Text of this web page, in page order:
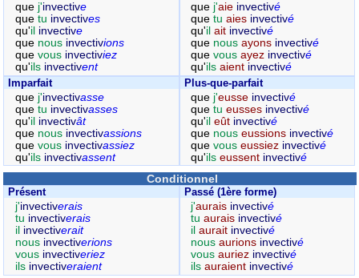
que j'invective
que tu invectives
qu'il invective
que nous invectivions
que vous invectiviez
qu'ils invectivent
que j'aie invectivé
quetuaies invectivé
qu'ilait invectivé
que nousayons invectivé
quevousayez invectivé
qu'ilsaient invectivé
Imparfait
que j'invectivasse
que tu invectivasses
qu'il invectivât
que nous invectivassions
que vous invectivassiez
qu'ils invectivassent
Plus-que-parfait
que j'eusse invectivé
quetueusses invectivé
qu'ileût invectivé
que nouseussions invectivé
quevouseussiez invectivé
qu'ilseussent invectivé
Conditionnel
Présent
j'invectiverais
tu invectiverais
il invectiverait
nous invectiverions
vous invectiveriez
ils invectiveraient
Passé (1ère forme)
j'aurais invectivé
tuaurais invectivé
ilaurait invectivé
nousaurions invectivé
vousauriez invectivé
ilsauraient invectivé